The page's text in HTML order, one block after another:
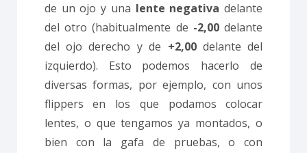
de un ojo y una lente negativa delante
del otro (habitualmente de -2,00delante
del ojo derecho y de +2,00delante del
izquierdo). Esto podemos hacerlo de
diversas formas, por ejemplo, con unos
flippers en los que podamos colocar
lentes, o que tengamos ya montados, o
bien con la gafa de pruebas, o con